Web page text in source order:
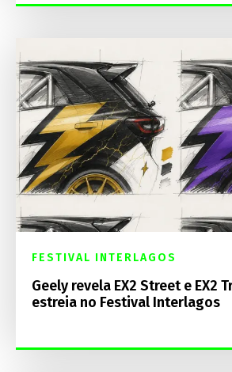
FESTIVAL INTERLAGOS
Geely revela EX2 Street e EX2
estreia no Festival Interlagos